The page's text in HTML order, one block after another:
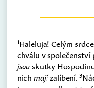
1Haleluja! Celým
chválu v společenství
jsouskutky
nich majízalíbení. 3